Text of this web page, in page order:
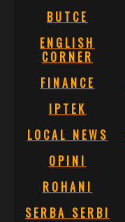
BUTCE
ENGLISH
CORNER
FINANCE
IPTEK
LOCAL NEWS
OPINI
ROHANI
SERBA SERBI